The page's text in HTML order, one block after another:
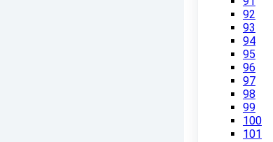
92
93
94
95
96
97
98
99
100
101